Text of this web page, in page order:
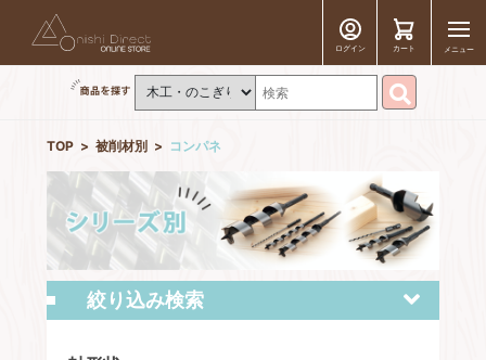
ログイン カート メニュー
TOP 被削材別 コンパネ
絞り込み検索